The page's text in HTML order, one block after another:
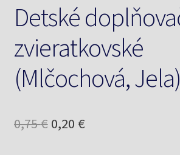
Detské
zvieratkovské
(Mlčochová, Jela)
0,75€ Pôvodná
0,20 €Aktuálna